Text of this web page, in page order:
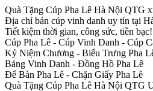
Quà Tặng Cúp Pha Lê Hà Nội QTG
Địa chỉ bán cúp vinh danh uy tín tại
Tiết kiệm thời gian, công sức, tiền bạc!
Cúp Pha Lê - Cúp Vinh Danh - Cúp
Kỷ Niệm Chương - Biểu Trưng Pha
Bảng Vinh Danh - Đồng Hồ Pha Lê
Để Bàn Pha Lê - Chặn Giấy Pha Lê
Quà Tặng Cúp Pha Lê Hà Nội QTG